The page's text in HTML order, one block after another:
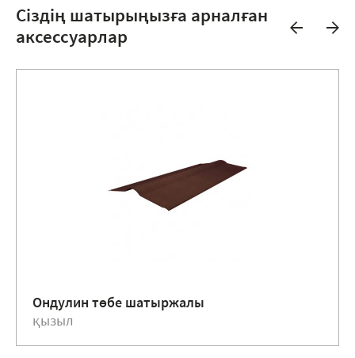
Сіздің шатырыңызға арналған
аксессуарлар
Ондулин төбе шатыржалы
қызыл